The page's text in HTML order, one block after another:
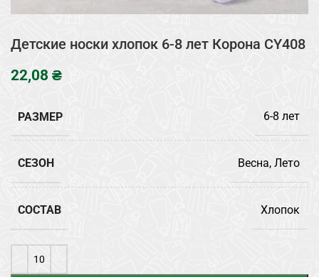
Детские носки хлопок 6-8 лет Корона CY408
₴
РАЗМЕР 6-8 лет
СЕЗОН Весна, Лето
СОСТАВ Хлопок